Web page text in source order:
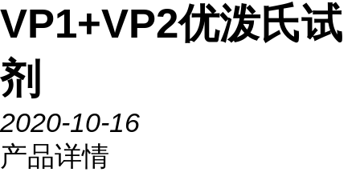
VP1+VP2优泼氏试
剂
2020-10-16
产品详情